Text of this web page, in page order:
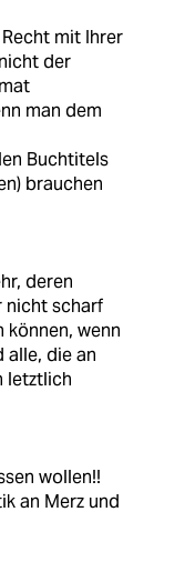
mit Ihrer
der
man dem
Buchtitels
brauchen
deren
nicht scharf
wenn
alle, die an
letztlich
wollen!!
an Merz und